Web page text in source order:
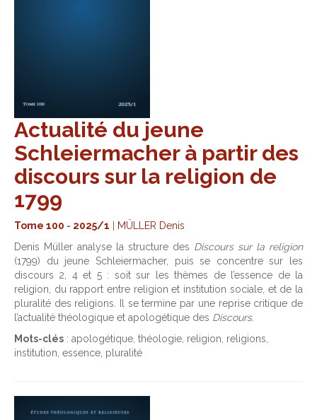
Actualité du jeune
Schleiermacher à partir des
discours sur la religion de
1799
Tome 100 - 2025/1
MÜLLER Denis
Denis Müller analyse la structure des Discours sur la religion
(1799) du jeune Schleiermacher, puis se concentre sur les
discours 2, 4 et 5 : soit sur les thèmes de l’essence de la
religion, du rapport entre religion et institution sociale, et de la
pluralité des religions. Il se termine par une reprise critique de
l’actualité théologique et apologétique des Discours.
Mots-clés : apologétique, théologie, religion, religions,
institution, essence, pluralité